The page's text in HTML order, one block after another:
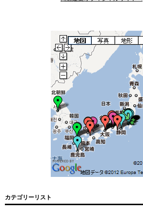
カテゴリーリスト